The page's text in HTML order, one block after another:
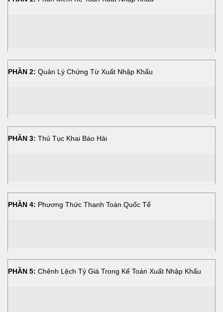
PHẦN 2: Quản Lý Chứng Từ Xuất Nhập Khẩu
PHẦN 3: Thủ Tục Khai Báo Hải
PHẦN 4: Phương Thức Thanh Toán Quốc Tế
PHẦN 5: Chênh Lệch Tỷ Giá Trong Kế Toán Xuất Nhập Khẩu